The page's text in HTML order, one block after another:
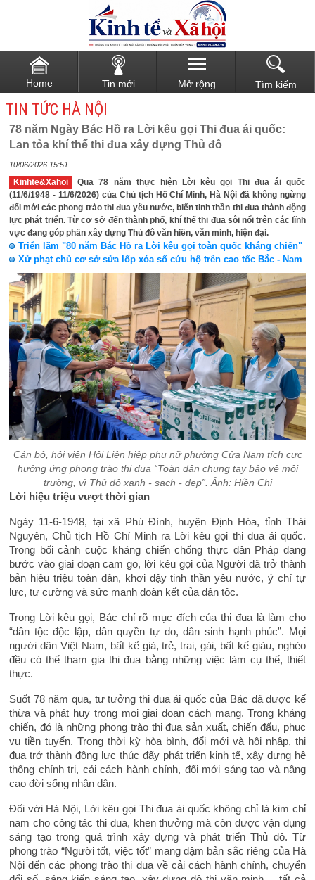
Home Tin mới Mở rộng Tìm kiếm
TIN TỨC HÀ NỘI
78 năm Ngày Bác Hồ ra Lời kêu gọi Thi đua ái quốc:
Lan tỏa khí thế thi đua xây dựng Thủ đô
10/06/2026 15:51
Kinhte&Xahoi
Qua 78 năm thực hiện Lời kêu gọi Thi đua ái quốc
(11/6/1948 - 11/6/2026) của Chủ tịch Hồ Chí Minh, Hà Nội đã không ngừng
đổi mới các phong trào thi đua yêu nước, biến tinh thần thi đua thành động
lực phát triển. Từ cơ sở đến thành phố, khí thế thi đua sôi nổi trên các lĩnh
vực đang góp phần xây dựng Thủ đô văn hiến, văn minh, hiện đại.
Triển lãm "80 năm Bác Hồ ra Lời kêu gọi toàn quốc kháng chiến"
Xử phạt chủ cơ sở sửa lốp xóa số cứu hộ trên cao tốc Bắc - Nam
Cán bộ, hội viên Hội Liên hiệp phụ nữ phường Cửa Nam tích cực
hưởng ứng phong trào thi đua “Toàn dân chung tay bảo vệ môi
trường, vì Thủ đô xanh - sạch - đẹp”. Ảnh: Hiền Chi
Lời hiệu triệu vượt thời gian
Ngày 11-6-1948, tại xã Phú Đình, huyện Định Hóa, tỉnh Thái
Nguyên, Chủ tịch Hồ Chí Minh ra Lời kêu gọi thi đua ái quốc.
Trong bối cảnh cuộc kháng chiến chống thực dân Pháp đang
bước vào giai đoạn cam go, lời kêu gọi của Người đã trở thành
bản hiệu triệu toàn dân, khơi dậy tinh thần yêu nước, ý chí tự
lực, tự cường và sức mạnh đoàn kết của dân tộc.
Trong Lời kêu gọi, Bác chỉ rõ mục đích của thi đua là làm cho
“dân tộc độc lập, dân quyền tự do, dân sinh hạnh phúc”. Mọi
người dân Việt Nam, bất kể già, trẻ, trai, gái, bất kể giàu, nghèo
đều có thể tham gia thi đua bằng những việc làm cụ thể, thiết
thực.
Suốt 78 năm qua, tư tưởng thi đua ái quốc của Bác đã được kế
thừa và phát huy trong mọi giai đoạn cách mạng. Trong kháng
chiến, đó là những phong trào thi đua sản xuất, chiến đấu, phục
vụ tiền tuyến. Trong thời kỳ hòa bình, đổi mới và hội nhập, thi
đua trở thành động lực thúc đẩy phát triển kinh tế, xây dựng hệ
thống chính trị, cải cách hành chính, đổi mới sáng tạo và nâng
cao đời sống nhân dân.
Đối với Hà Nội, Lời kêu gọi Thi đua ái quốc không chỉ là kim chỉ
nam cho công tác thi đua, khen thưởng mà còn được vận dụng
sáng tạo trong quá trình xây dựng và phát triển Thủ đô. Từ
phong trào “Người tốt, việc tốt” mang đậm bản sắc riêng của Hà
Nội đến các phong trào thi đua về cải cách hành chính, chuyển